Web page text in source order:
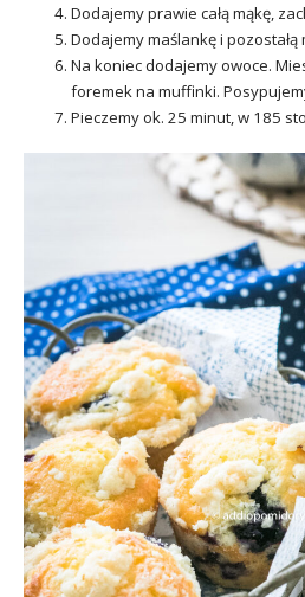
Dodajemy prawie całą mąkę,
Dodajemy maślankę i
Na koniec dodajemy owoce.
foremek na muffinki.
Pieczemy ok. 25 minut, w 185